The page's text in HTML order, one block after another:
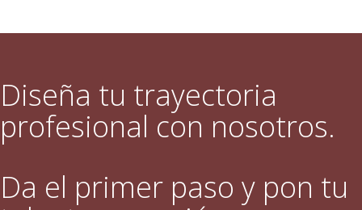
Diseña tu trayectoria
profesional con nosotros.
Da el primer paso y pon tu